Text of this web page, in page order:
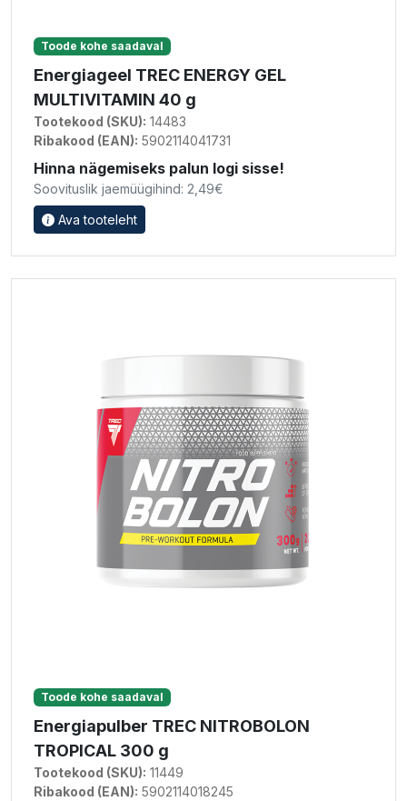
Toode kohe saadaval
Energiageel TREC ENERGY GEL
MULTIVITAMIN 40 g
Tootekood (SKU): 14483
Ribakood (EAN): 5902114041731
Hinna nägemiseks palun logi sisse!
Soovituslik jaemüügihind: 2,49€
Ava tooteleht
Toode kohe saadaval
Energiapulber TREC NITROBOLON
TROPICAL 300 g
Tootekood (SKU): 11449
Ribakood (EAN): 5902114018245